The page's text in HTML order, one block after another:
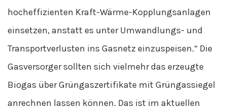
hocheffizienten Kraft-Wärme-Kopplungsanlagen
einsetzen, anstatt es unter Umwandlungs- und
Transportverlusten ins Gasnetz einzuspeisen.“ Die
Gasversorger sollten sich vielmehr das erzeugte
Biogas über Grüngaszertifikate mit Grüngassiegel
anrechnen lassen können. Das ist im aktuellen